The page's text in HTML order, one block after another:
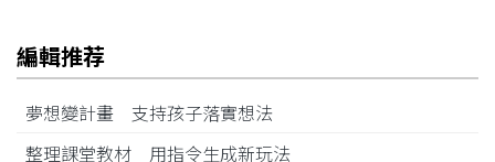
編輯推荐
夢想變計畫 支持孩子落實想法
整理課堂教材 用指令生成新玩法